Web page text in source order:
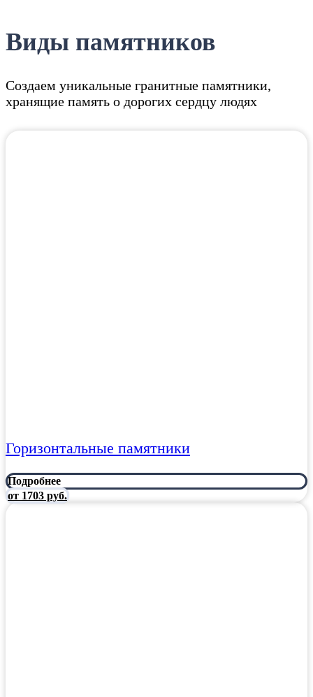
Виды памятников
Создаем уникальные гранитные памятники,
хранящие память о дорогих сердцу людях
Горизонтальные памятники
Подробнее
от 1703 руб.